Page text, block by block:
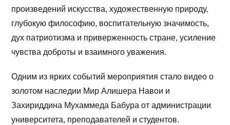
произведений искусства, художественную природу,
глубокую философию, воспитательную значимость,
дух патриотизма и приверженность стране, усиление
чувства доброты и взаимного уважения.
Одним из ярких событий мероприятия стало видео о
золотом наследии Мир Алишера Навои и
Захириддина Мухаммеда Бабура от администрации
университета, преподавателей и студентов.